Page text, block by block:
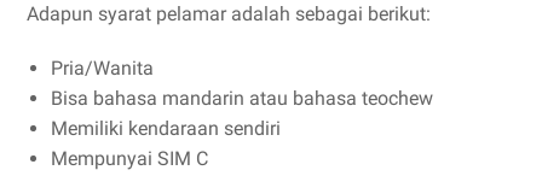
Adapun syarat pelamar adalah sebagai berikut:
Pria/Wanita
Bisa bahasa mandarin atau bahasa teochew
Memiliki kendaraan sendiri
Mempunyai SIM C